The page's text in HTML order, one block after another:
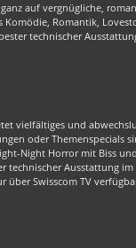
auf vergnügliche,
Komödie, Romantik,
technischer
vielfältiges und
oder Themenspecials
Night Horror mit Biss
technischer Ausstattung
über Swisscom TV